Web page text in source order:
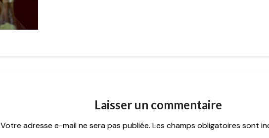
Laisser un commentaire
Votre adresse e-mail ne sera pas publiée. Les champs obligatoires sont